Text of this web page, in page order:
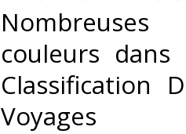
couleurs
Classification
Voyages‎